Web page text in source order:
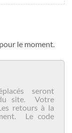
le moment.
seront
site. Votre
retours à la
Le code